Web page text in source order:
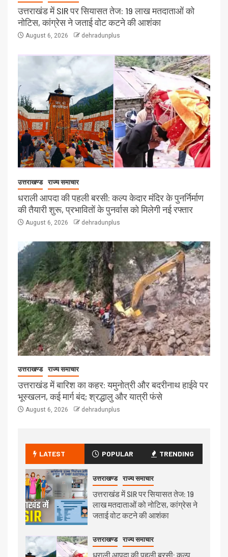
उत्तराखंड में SIR पर सियासत तेज: 19 लाख मतदाताओं को
नोटिस, कांग्रेस ने जताई वोट कटने की आशंका
August 6, 2026 dehradunplus
उत्तराखण्ड राज्य समाचार
धराली आपदा की पहली बरसी: कल्प केदार मंदिर के पुनर्निर्माण
की तैयारी शुरू, प्रभावितों के पुनर्वास को मिलेगी नई रफ्तार
August 6, 2026 dehradunplus
उत्तराखण्ड राज्य समाचार
उत्तराखंड में बारिश का कहर: यमुनोत्री और बदरीनाथ हाईवे पर
भूस्खलन, कई मार्ग बंद; श्रद्धालु और यात्री फंसे
August 6, 2026 dehradunplus
LATEST POPULAR TRENDING
उत्तराखण्ड राज्य समाचार
उत्तराखंड में SIR पर सियासत तेज: 19
लाख मतदाताओं को नोटिस, कांग्रेस ने
जताई वोट कटने की आशंका
उत्तराखण्ड राज्य समाचार
धराली आपदा की पहली बरसी: कल्प